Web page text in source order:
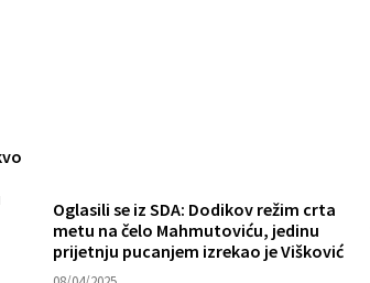
Oglasili se iz SDA: Dodikov režim crta
metu na čelo Mahmutoviću, jedinu
prijetnju pucanjem izrekao je Višković